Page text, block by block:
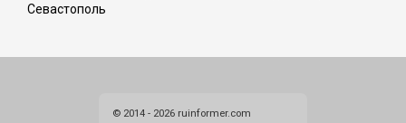
Севастополь
© 2014 - 2026 ruinformer.com